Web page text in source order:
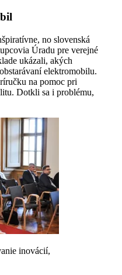
no slovenská
Úradu pre verejné
ukázali, akých
elektromobilu.
na pomoc pri
Dotkli sa i problému,
inovácií,